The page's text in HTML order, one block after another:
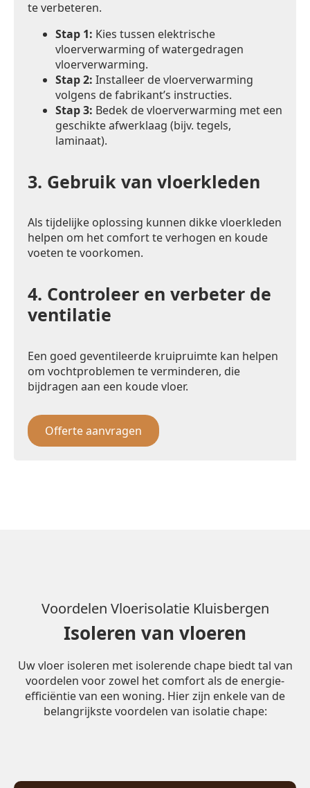
te verbeteren.
Stap 1: Kies tussen elektrische
vloerverwarming of watergedragen
vloerverwarming.
Stap 2: Installeer de vloerverwarming
volgens de fabrikant’s instructies.
Stap 3: Bedek de vloerverwarming met een
geschikte afwerklaag (bijv. tegels,
laminaat).
3. Gebruik van vloerkleden
Als tijdelijke oplossing kunnen dikke vloerkleden
helpen om het comfort te verhogen en koude
voeten te voorkomen.
4. Controleer en verbeter de
ventilatie
Een goed geventileerde kruipruimte kan helpen
om vochtproblemen te verminderen, die
bijdragen aan een koude vloer.
Offerte aanvragen
Voordelen Vloerisolatie Kluisbergen
Isoleren van vloeren
Uw vloer isoleren met isolerende chape biedt tal van
voordelen voor zowel het comfort als de energie-
efficiëntie van een woning. Hier zijn enkele van de
belangrijkste voordelen van isolatie chape: